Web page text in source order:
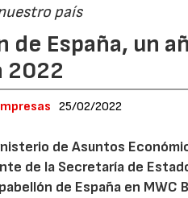
país
de España, un
2022
25/02/2022
de Asuntos
de la Secretaría de
de España en